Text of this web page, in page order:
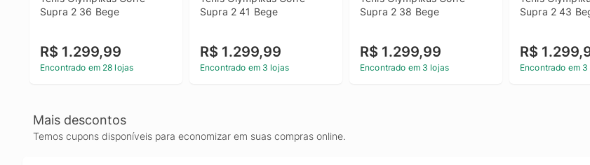
Supra 2 36 Bege
R$ 1.299,99
Encontrado em 28 lojas
Supra 2 41 Bege
R$ 1.299,99
Encontrado em 3 lojas
Supra 2 38 Bege
R$ 1.299,99
Encontrado em 3 lojas
Supra 2 43
R$
Encontrado em
Mais descontos
Temos cupons disponíveis para economizar em suas compras online.